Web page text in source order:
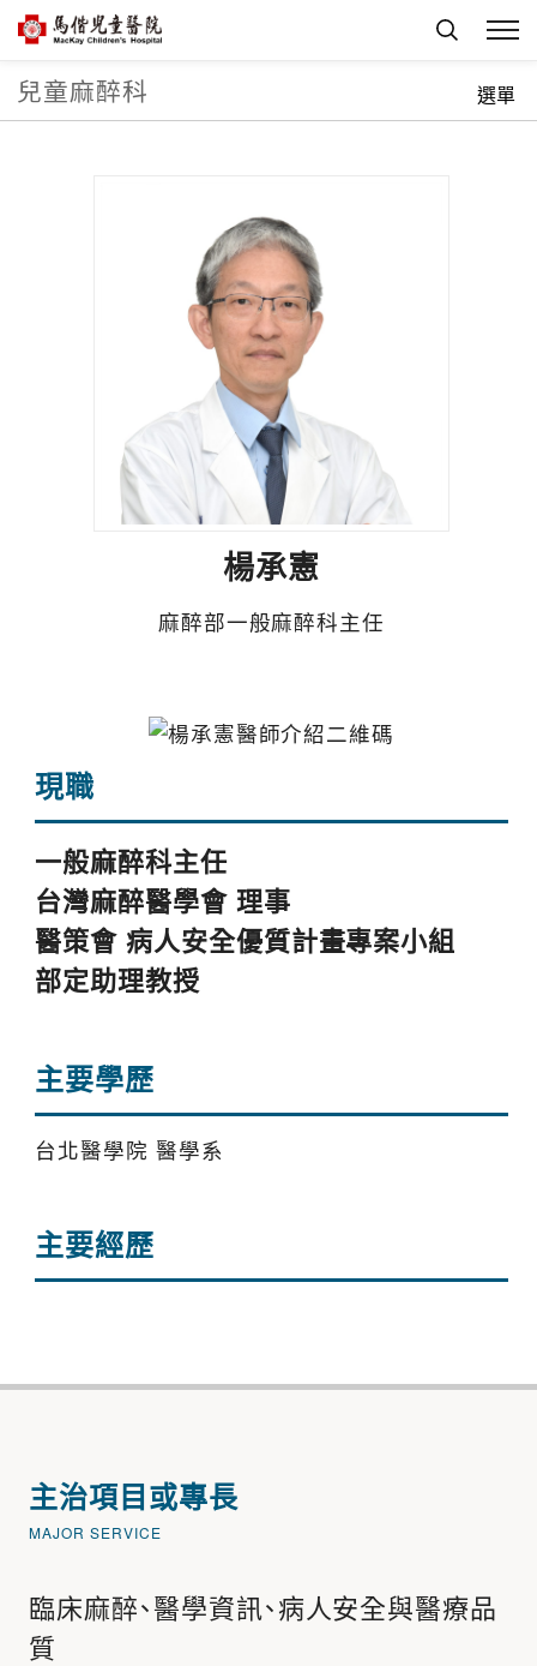
首頁 科部介紹
兒童麻醉科 選單
楊承憲
麻醉部一般麻醉科主任
現職
一般麻醉科主任
台灣麻醉醫學會 理事
醫策會 病人安全優質計畫專案小組
部定助理教授
主要學歷
台北醫學院 醫學系
主要經歷
主治項目或專長
MAJOR SERVICE
臨床麻醉、醫學資訊、病人安全與醫療品
質